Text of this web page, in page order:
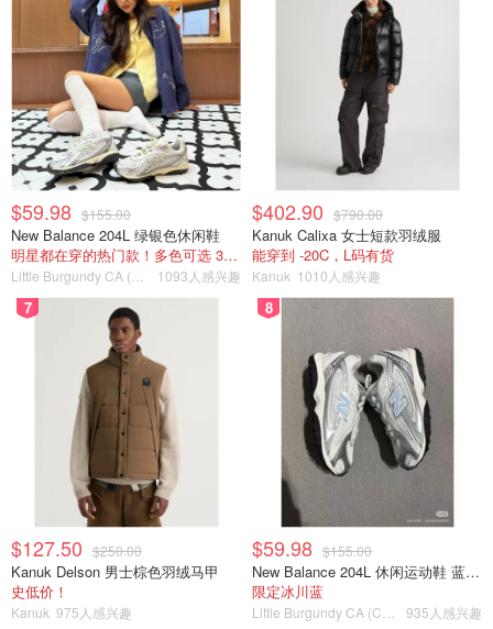
$59.98 $155.00
New Balance 204L 绿银色休闲鞋
明星都在穿的热门款！多色可选 3.8折
1093人感兴趣
$402.90 $790.00
Kanuk Calixa 女士短款羽绒服
能穿到 -20C，L码有货
Kanuk 1010人感兴趣
7
$127.50 $250.00
Kanuk Delson 男士棕色羽绒马甲
史低价！
Kanuk 975人感兴趣
8
$59.98 $155.00
New Balance 204L 休闲运动鞋 蓝银色
限定冰川蓝
935人感兴趣